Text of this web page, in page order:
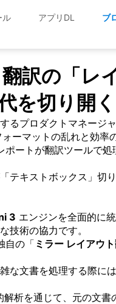
ル アプリDL
ブ
訳の「レ
を切り開く
プロダクトマネージ
マットの乱れと効率
ポートが翻訳ツールで
テキストボックス」切
3 エンジンを全面的に
技術の協力です。
自の「 ミラー レイアウ
な文書を処理する際に
析を通じて、元の文